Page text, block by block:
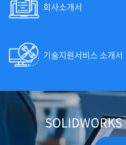
회사소개서
기술지원서비스 소개서
SOLIDWORKS